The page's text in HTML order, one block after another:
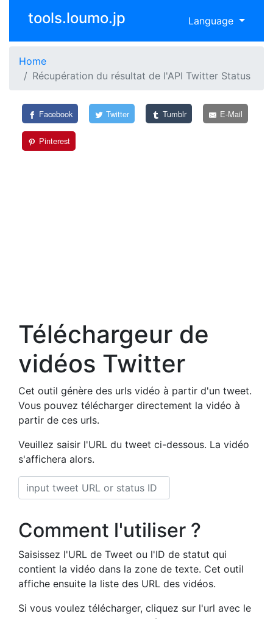
tools.loumo.jp Language
Home
Récupération du résultat de l'API Twitter Status
Facebook Twitter Tumblr E-Mail
Pinterest
Téléchargeur de
vidéos Twitter
Cet outil génère des urls vidéo à partir d'un tweet.
Vous pouvez télécharger directement la vidéo à
partir de ces urls.
Veuillez saisir l'URL du tweet ci-dessous. La vidéo
s'affichera alors.
Comment l'utiliser ?
Saisissez l'URL de Tweet ou l'ID de statut qui
contient la vidéo dans la zone de texte. Cet outil
affiche ensuite la liste des URL des vidéos.
Si vous voulez télécharger, cliquez sur l'url avec le